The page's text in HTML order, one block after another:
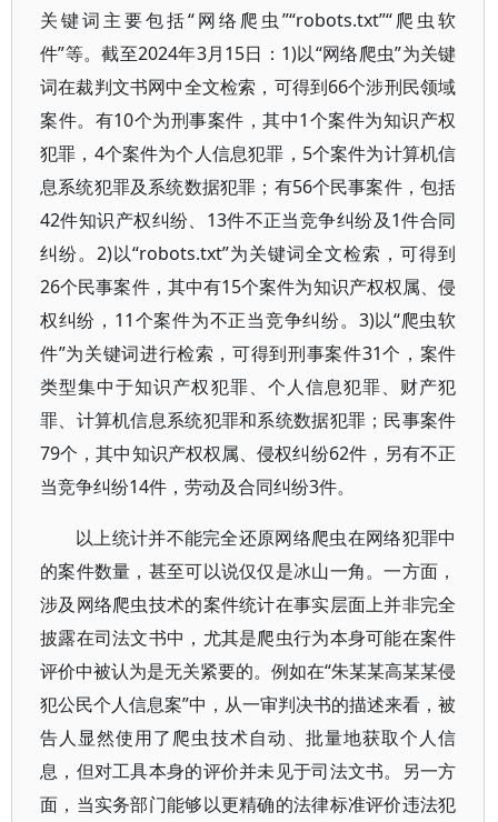
关键词主要包括“网络爬虫”“robots.txt”“爬虫软
件”等。截至2024年3月15日：1)以“网络爬虫”为关键
词在裁判文书网中全文检索，可得到66个涉刑民领域
案件。有10个为刑事案件，其中1个案件为知识产权
犯罪，4个案件为个人信息犯罪，5个案件为计算机信
息系统犯罪及系统数据犯罪；有56个民事案件，包括
42件知识产权纠纷、13件不正当竞争纠纷及1件合同
纠纷。2)以“robots.txt”为关键词全文检索，可得到
26个民事案件，其中有15个案件为知识产权权属、侵
权纠纷，11个案件为不正当竞争纠纷。3)以“爬虫软
件”为关键词进行检索，可得到刑事案件31个，案件
类型集中于知识产权犯罪、个人信息犯罪、财产犯
罪、计算机信息系统犯罪和系统数据犯罪；民事案件
79个，其中知识产权权属、侵权纠纷62件，另有不正
当竞争纠纷14件，劳动及合同纠纷3件。
以上统计并不能完全还原网络爬虫在网络犯罪中
的案件数量，甚至可以说仅仅是冰山一角。一方面，
涉及网络爬虫技术的案件统计在事实层面上并非完全
披露在司法文书中，尤其是爬虫行为本身可能在案件
评价中被认为是无关紧要的。例如在“朱某某高某某侵
犯公民个人信息案”中，从一审判决书的描述来看，被
告人显然使用了爬虫技术自动、批量地获取个人信
息，但对工具本身的评价并未见于司法文书。另一方
面，当实务部门能够以更精确的法律标准评价违法犯